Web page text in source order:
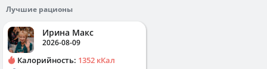
Лучшие рационы
Ирина Макс
2026-08-09
Калорийность: 1352 кКал